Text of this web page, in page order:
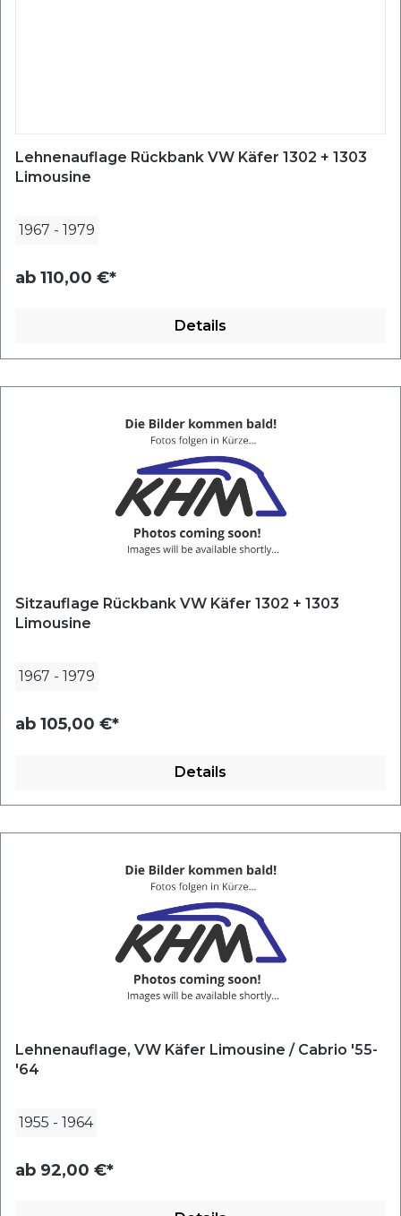
Lehnenauflage Rückbank VW Käfer 1302 + 1303
Limousine
1967 - 1979
ab 110,00 €*
Details
Sitzauflage Rückbank VW Käfer 1302 + 1303
Limousine
1967 - 1979
ab 105,00 €*
Details
Lehnenauflage, VW Käfer Limousine / Cabrio '55-
'64
1955 - 1964
ab 92,00 €*